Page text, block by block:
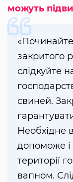
можуть
закритого
слідкуйте
свиней.
Необхідне
допоможе і
території
вапном.